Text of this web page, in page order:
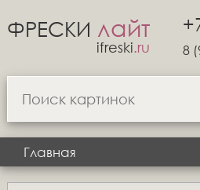
ФРЕСКИ лайт
ifreski.ru 8
Главная